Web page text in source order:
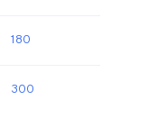
180
300